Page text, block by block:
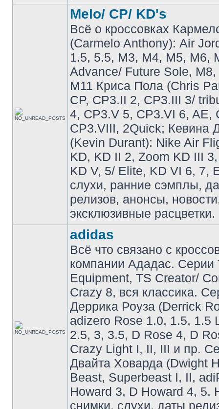
Melo/ CP/ KD's
Всё о кроссовках
(Carmelo Anthony): Air
1.5, 5.5, M3, M4, M5, M6,
Advance/ Future Sole,
M11 Криса Пола (Chris
CP, CP3.II 2, CP3.III 3/
4, CP3.V 5, CP3.VI 6, AE,
CP3.VIII, 2Quick; Кевина
(Kevin Durant): Nike Air
KD, KD II 2, Zoom KD III
KD V, 5/ Elite, KD VI 6, 7,
слухи, ранние сэмплы,
релизов, анонсы,
эксклюзивные расцветки.
adidas
Всё что связано с
компании Ададас. Серии
Equipment, TS Creator/
Crazy 8, вся классика.
Деррика Роуза (Derrick
adizero Rose 1.0, 1.5, 1.5
2.5, 3, 3.5, D Rose 4, D
Crazy Light I, II, III и пр.
Двайта Ховарда (Dwight
Beast, Superbeast I, II,
Howard 3, D Howard 4, 5.
снимки, слухи, даты